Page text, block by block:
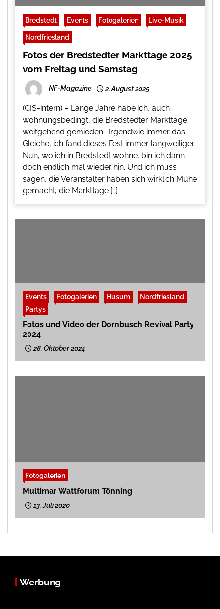
Bredstedt Events Fotogalerien Live-Musik
Nordfriesland
Fotos der Bredstedter Markttage 2025
vom Freitag und Samstag
NF-Magazine 2. August 2025
(CIS-intern) – Lange Jahre habe ich, auch
wohnungsbedingt, die Bredstedter Markttage
weitgehend gemieden. Irgendwie immer das
Gleiche, ich fand dieses Fest immer langweiliger.
Nun, wo ich in Bredstedt wohne, bin ich dann
doch endlich mal wieder hin. Und ich muss
sagen, die Veranstalter haben sich wirklich Mühe
gemacht, die Markttage […]
Events Fotogalerien Husum
Nordfriesland
Partys
Fotos und Video der Dornbusch Revival Party
2024
28. Oktober 2024
Fotogalerien
Multimar Wattforum Tönning
13. Juli 2020
Werbung